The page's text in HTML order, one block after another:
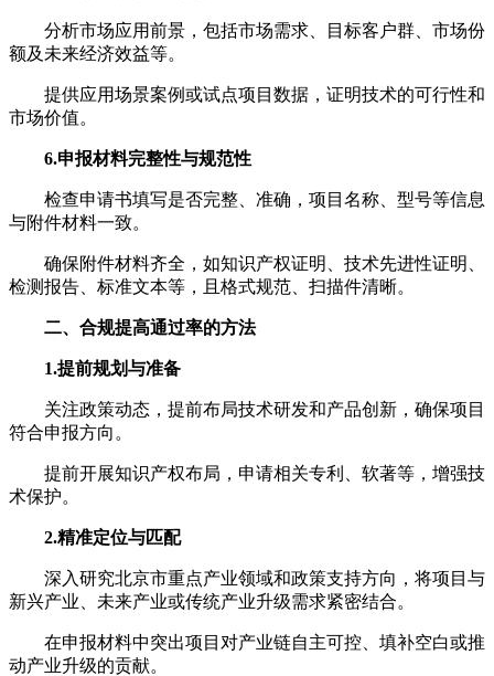
分析市场应用前景，包括市场需求、目标客户群、市场份
额及未来经济效益等。
提供应用场景案例或试点项目数据，证明技术的可行性和
市场价值。
6.申报材料完整性与规范性
检查申请书填写是否完整、准确，项目名称、型号等信息
与附件材料一致。
确保附件材料齐全，如知识产权证明、技术先进性证明、
检测报告、标准文本等，且格式规范、扫描件清晰。
二、合规提高通过率的方法
1.提前规划与准备
关注政策动态，提前布局技术研发和产品创新，确保项目
符合申报方向。
提前开展知识产权布局，申请相关专利、软著等，增强技
术保护。
2.精准定位与匹配
深入研究北京市重点产业领域和政策支持方向，将项目与
新兴产业、未来产业或传统产业升级需求紧密结合。
在申报材料中突出项目对产业链自主可控、填补空白或推
动产业升级的贡献。